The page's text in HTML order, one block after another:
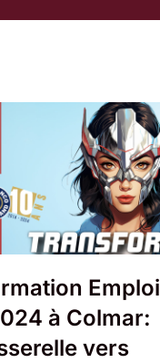
Emploi
à Colmar:
vers